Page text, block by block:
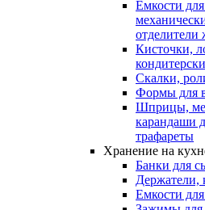
Емкости
отделители
Кисточки,
Скалки,
Формы для
Шприцы,
карандаши
трафареты
Хранение на
Банки для
Емкости